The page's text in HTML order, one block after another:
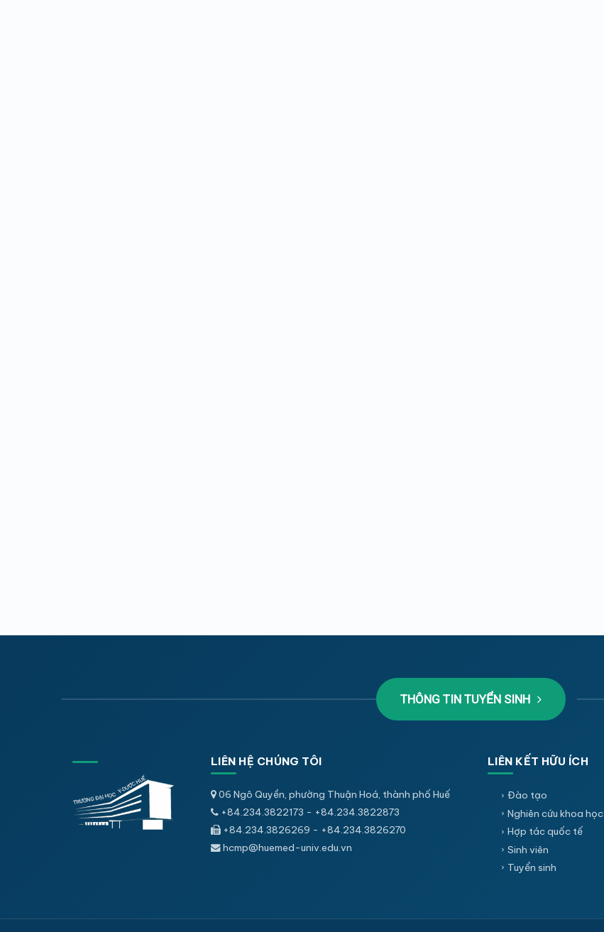
THÔNG TIN TUYỂN SINH
LIÊN HỆ CHÚNG TÔI
06 Ngô Quyền, phường Thuận Hoá, thành phố Huế
+84.234.3822173 - +84.234.3822873
+84.234.3826269 - +84.234.3826270
hcmp@huemed-univ.edu.vn
LIÊN KẾT HỮU ÍCH
Đào tạo
Nghiên cứu khoa học
Hợp tác quốc tế
Sinh viên
Tuyển sinh